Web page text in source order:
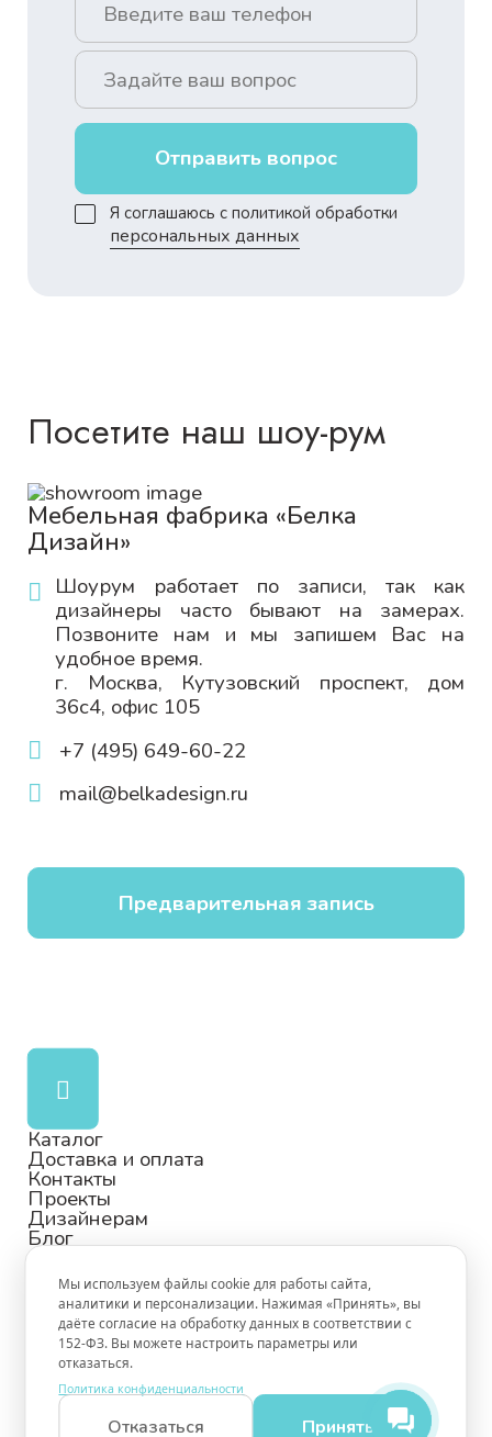
Отправить вопрос
Я соглашаюсь с политикой обработки
персональных данных
Посетите наш шоу-рум
Мебельная фабрика «Белка
Дизайн»
Шоурум работает по записи, так как
дизайнеры часто бывают на замерах.
Позвоните нам и мы запишем Вас на
удобное время.
г. Москва, Кутузовский проспект, дом
36с4, офис 105
+7 (495) 649-60-22
mail@belkadesign.ru
Предварительная запись
Каталог
Доставка и оплата
Контакты
Проекты
Дизайнерам
Блог
© БЕЛКАДИЗАЙН 1997-2026
ПОЛИТИКА КОНФИДЕНЦИАЛЬНОСТИ
ПУБЛИЧНАЯ ОФЕРТА
Мы используем файлы cookie для работы сайта,
аналитики и персонализации. Нажимая «Принять», вы
даёте согласие на обработку данных в соответствии с
152-ФЗ. Вы можете настроить параметры или
отказаться.
Политика конфиденциальности
Отказаться Принять